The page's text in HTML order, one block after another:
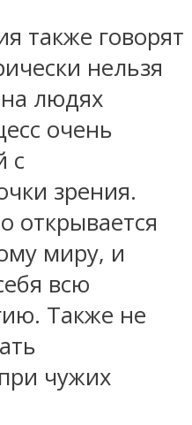
также говорят
нельзя
людях
очень
с
зрения.
открывается
миру, и
всю
Также не
чужих